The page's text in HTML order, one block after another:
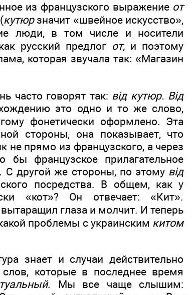
из французского выражение от
кутюрзначит «швейное искусство»,
люди, в том числе и носители
русский предлог от, и поэтому
которая звучала так: «Магазин
часто говорят так: вiд кутюр. Biд
это одно и то же слово,
фонетически оформлено. Эта
стороны, она показывает, что
не прямо из французского, а через
бы французское прилагательное
С другой же стороны, по этому вiд
посредства. В общем, как у
«кот»? Он отвечает: «Кит».
глаза и молчит. И теперь
проблемы с украинским китом
знает и случаи действительно
которые в последнее время
. Мы все чаще слышим: